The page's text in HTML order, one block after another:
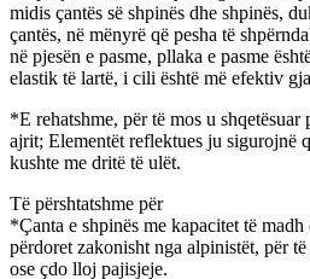
midis çantës së shpinës dhe shpinës,
çantës, në mënyrë që pesha të
në pjesën e pasme, pllaka e pasme
elastik të lartë, i cili është më efektiv
*E rehatshme, për të mos u
ajrit; Elementët reflektues ju sigurojnë
kushte me dritë të ulët.
Të përshtatshme për
*Çanta e shpinës me kapacitet të
përdoret zakonisht nga alpinistët, për
ose çdo lloj pajisjeje.